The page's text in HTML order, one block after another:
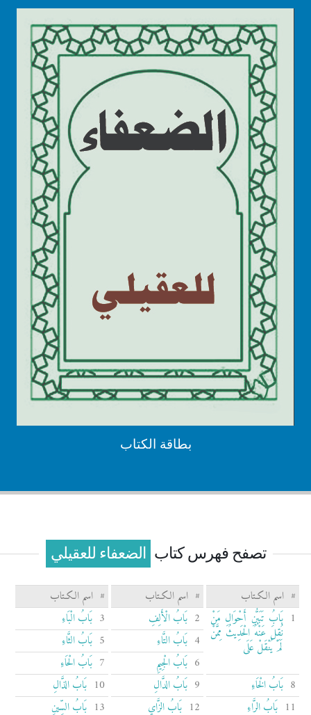
بطاقة الكتاب
تصفح فهرس كتاب الضعفاء للعقيلي
# اسم الكـتاب # اسم الكـتاب # اسم الكـتاب
1 بَابُ تَبَيُّنِ أَحْوَالِ مَنْ
نُقِلَ عَنْهُ الْحَدِيثُ مِمَّنْ
لَمْ يُنْقَلْ عَلَى
2 بَابُ الْأَلِفِ 3 بَابُ الْبَاءِ
4 بَابُ التَّاءِ 5 بَابُ الثَّاءِ
6 بَابُ الْجِيمِ 7 بَابُ الْحَاءِ
8 بَابُ الْخَاءِ 9 بَابُ الدَّالِ 10 بَابُ الذَّالِ
11 بَابُ الرَّاءِ 12 بَابُ الزَّايِ 13 بَابُ السِّينِ